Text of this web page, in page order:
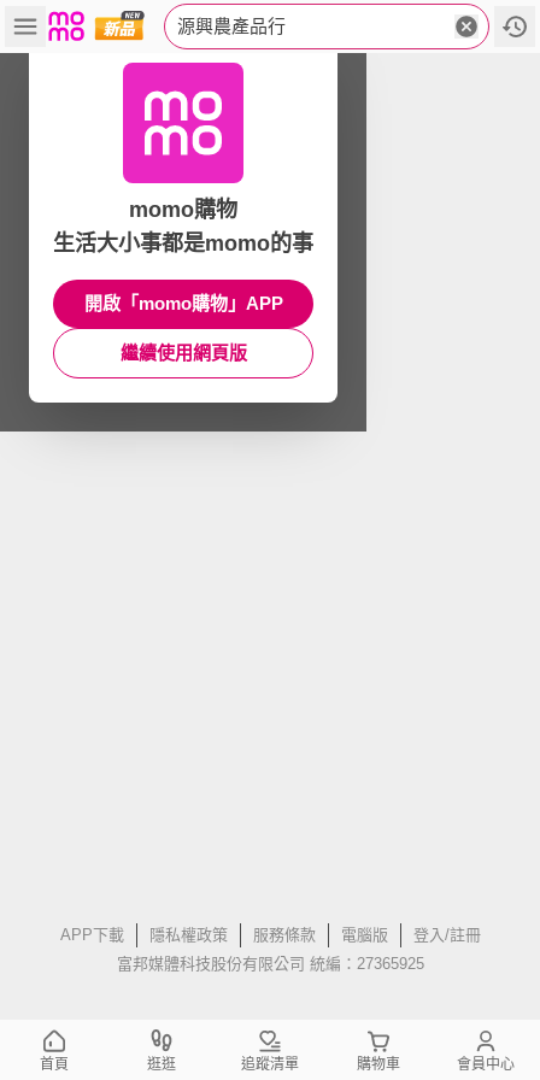
源興農產品行
APP下載 隱私權政策 服務條款 電腦版
登入/註冊
富邦媒體科技股份有限公司 統編：27365925
momo購物
生活大小事都是momo的事
開啟「momo購物」APP
繼續使用網頁版
首頁 逛逛 追蹤清單 購物車 會員中心